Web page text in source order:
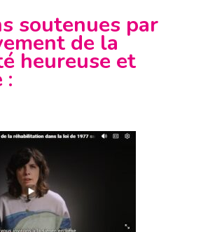
soutenues par
de la
heureuse et
: